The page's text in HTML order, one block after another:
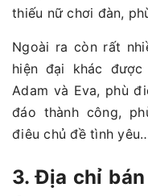
thiếu nữ chơi đàn,
Ngoài ra còn rất
hiện đại khác
Adam và Eva, phù
đáo thành công,
điêu chủ đề tình
3. Địa chỉ